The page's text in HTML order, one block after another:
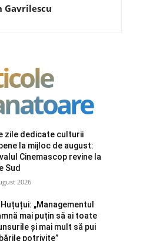
Gavrilescu
zile dedicate culturii
la mijloc de august:
Cinemascop revine la
Sud
2026
„Managementul
mai puțin să ai toate
și mai mult să pui
potrivite”